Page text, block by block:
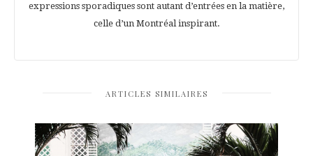
expressions sporadiques sont autant d’entrées en la matière,
celle d’un Montréal inspirant.
ARTICLES SIMILAIRES